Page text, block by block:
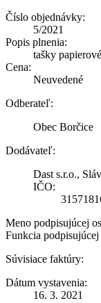
Číslo objednávky:
5/2021
Popis plnenia:
tašky
Cena:
Neuvedené
Odberateľ:
Obec Borčice
Dodávateľ:
Dast s.r.o.,
IČO:
Meno podpisujúcej
Funkcia podpisujúcej
Súvisiace faktúry:
Dátum vystavenia:
16. 3. 2021